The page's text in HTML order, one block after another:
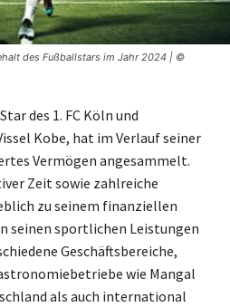
des Fußballstars im Jahr 2024 | ©
des 1. FC Köln und
Kobe, hat im Verlauf seiner
Vermögen angesammelt.
Zeit sowie zahlreiche
zu seinem finanziellen
seinen sportlichen Leistungen
Geschäftsbereiche,
wie Mangal
als auch international